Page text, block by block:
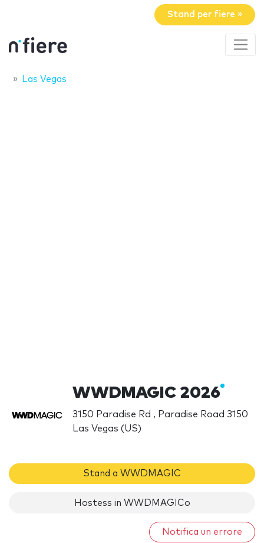
Stand per fiere »
Las Vegas
WWDMAGIC 2026
3150 Paradise Rd , Paradise Road 3150
Las Vegas (US)
Stand a WWDMAGIC
Hostess in WWDMAGICo
Notifica un errore